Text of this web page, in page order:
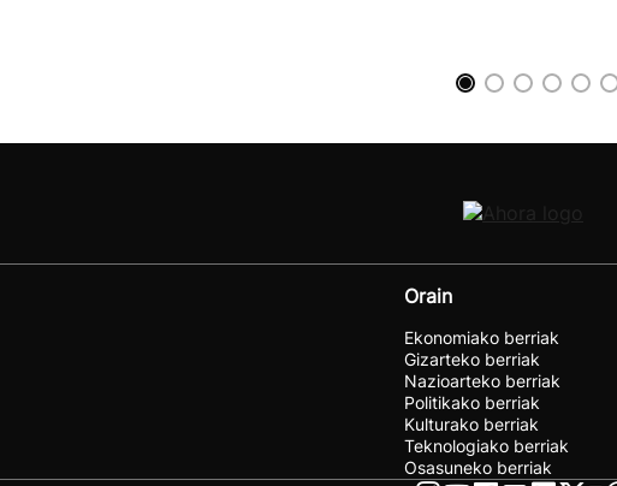
Orain
Ekonomiako berriak
Gizarteko berriak
Nazioarteko berriak
Politikako berriak
Kulturako berriak
Teknologiako berriak
Osasuneko berriak